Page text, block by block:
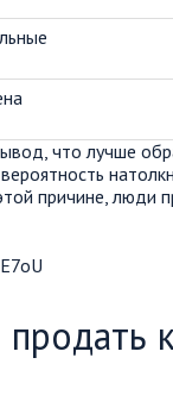
что лучше
причине, люди